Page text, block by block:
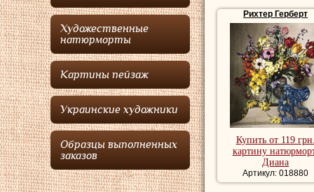
Художественные
натюрморты
Картины пейзаж
Украинские художники
Образцы выполненных
заказов
времени. Сам он
Рихтер
выставлял
году он принимал
медалью.
Рихтербыл избран
мастеров пастели в
году, Королевское
акварелистов в 1937
Цветочный
Рихтер Герберт
Купить от 119 грн.
картину
Диана
Артикул: 018880